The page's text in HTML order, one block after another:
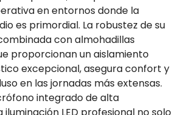
en entornos donde la
es primordial. La robustez de su
con almohadillas
proporcionan un aislamiento
excepcional, asegura confort y
en las jornadas más extensas.
integrado de alta
iluminación LED profesional no solo